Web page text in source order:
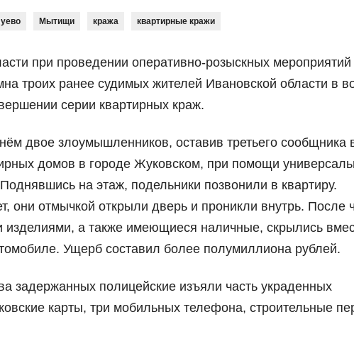
Мытищи кража квартирные кражи
при проведении оперативно-розыскных мероприятий
троих ранее судимых жителей Ивановской области в
серии квартирных краж.
двое злоумышленников, оставив третьего сообщника
домов в городе Жуковском, при помощи
на этаж, подельники позвонили в квартиру.
они отмычкой открыли дверь и проникли внутрь. После
а также имеющиеся наличные, скрылись
Ущерб составил более полумиллиона рублей.
задержанных полицейские изъяли часть украденных
карты, три мобильных телефона, строительные